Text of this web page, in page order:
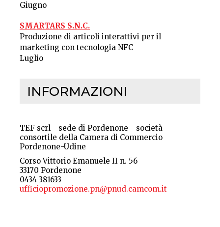
Giugno
SMARTARS S.N.C.
Produzione di articoli interattivi per il
marketing con tecnologia NFC
Luglio
INFORMAZIONI
TEF scrl - sede di Pordenone - società
consortile della Camera di Commercio
Pordenone-Udine
Corso Vittorio Emanuele II n. 56
33170 Pordenone
0434 381633
ufficiopromozione.pn@pnud.camcom.it